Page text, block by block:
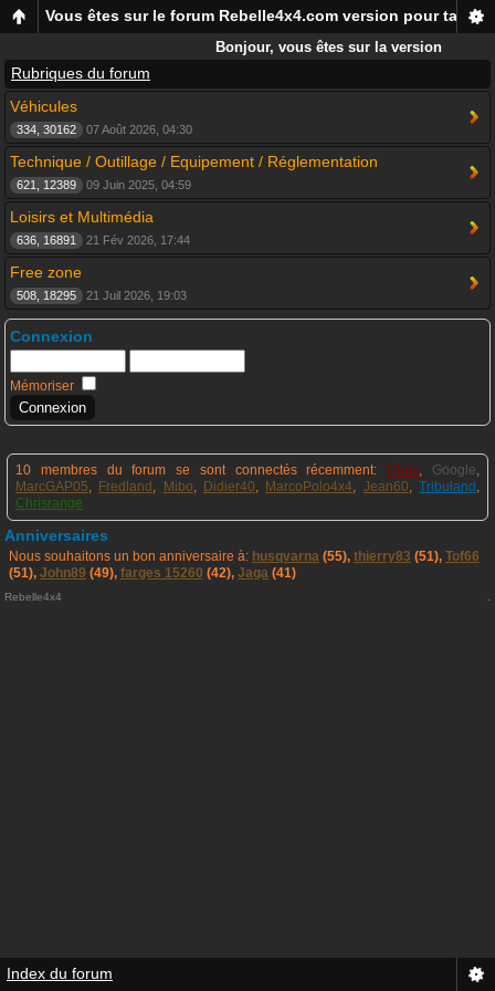
Vous êtes sur le forum Rebelle4x4.com version pour
Bonjour, vous êtes sur la version
mobile du forum Rebelle4x4, pour
Rubriques du forum
Véhicules
334, 30162 07 Août 2026, 04:30
Technique / Outillage / Equipement / Réglementation
621, 12389 09 Juin 2025, 04:59
Loisirs et Multimédia
636, 16891 21 Fév 2026, 17:44
Free zone
508, 18295 21 Juil 2026, 19:03
Connexion
Mémoriser
10 membres du forum se sont connectés récemment:Chris, Google,
MarcGAP05, Fredland , Mibo, Didier40, MarcoPolo4x4, Jean60,Tribuland ,
Chrisrange
Anniversaires
Nous souhaitons un bon anniversaire à: husqvarna (55), thierry83 (51), Tof66
(51), John89 (49), farges 15260 (42), Jaga (41)
Rebelle4x4
Index du forum